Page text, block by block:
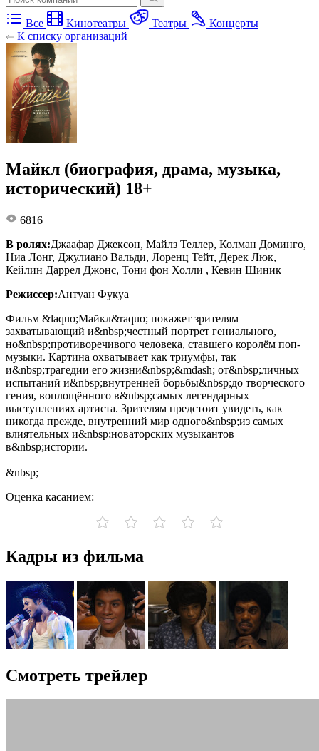
Все Кинотеатры Театры
Концерты
К списку организаций
Майкл (биография, драма, музыка,
исторический) 18+
6816
В ролях:Джаафар Джексон, Майлз Теллер, Колман Доминго,
Ниа Лонг, Джулиано Вальди, Лоренц Тейт, Дерек Люк,
Кейлин Даррел Джонс, Тони фон Холли , Кевин Шиник
Режиссер:Антуан Фукуа
Фильм &laquo;Майкл&raquo; покажет зрителям
захватывающий и&nbsp;честный портрет гениального,
но&nbsp;противоречивого человека, ставшего королём поп-
музыки. Картина охватывает как триумфы, так
и&nbsp;трагедии его жизни&nbsp;&mdash; от&nbsp;личных
испытаний и&nbsp;внутренней борьбы&nbsp;до творческого
гения, воплощённого в&nbsp;самых легендарных
выступлениях артиста. Зрителям предстоит увидеть, как
никогда прежде, внутренний мир одного&nbsp;из самых
влиятельных и&nbsp;новаторских музыкантов
в&nbsp;истории.
&nbsp;
Оценка касанием:
Кадры из фильма
Смотреть трейлер